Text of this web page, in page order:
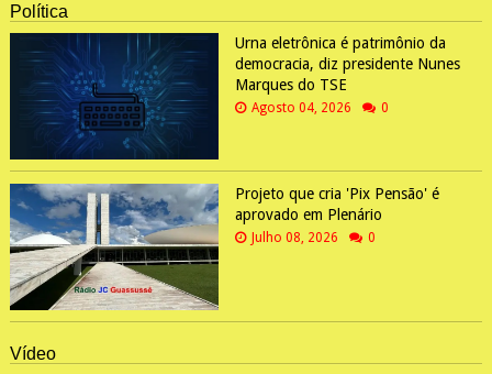
Política
Urna eletrônica é patrimônio da
democracia, diz presidente Nunes
Marques do TSE
Agosto 04, 2026 0
Projeto que cria 'Pix Pensão' é
aprovado em Plenário
Julho 08, 2026 0
Vídeo